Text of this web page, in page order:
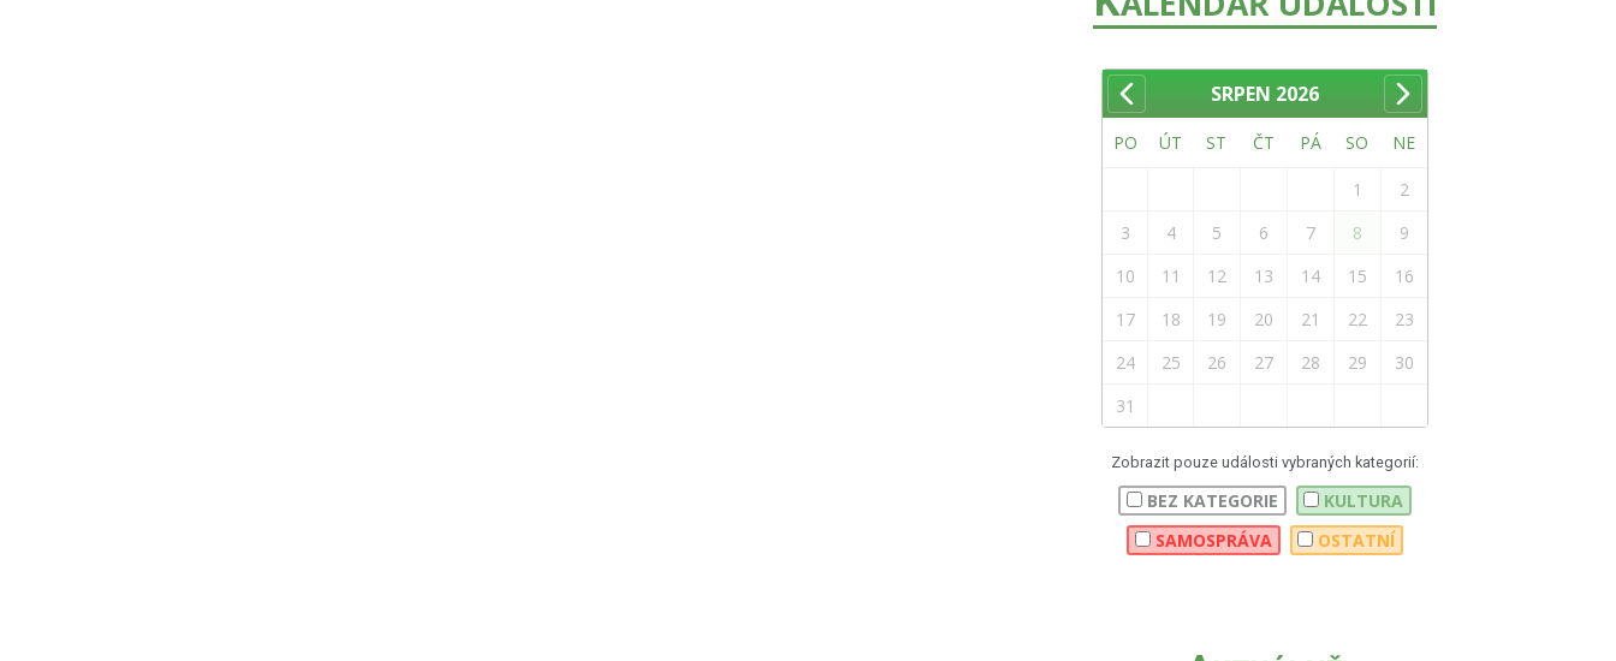
SRPEN 2026
PO ÚT ST ČT PÁ SO NE
1
2
3
4 5 6 7 8
9
10
11 12 13 14 15
16
17
18 19 20 21 22
23
24
25 26 27 28 29
30
31
Zobrazit pouze události vybraných kategorií:
BEZ KATEGORIE
KULTURA
SAMOSPRÁVA
OSTATNÍ